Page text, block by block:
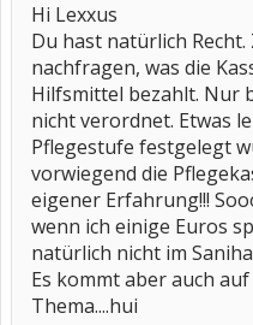
Hi Lexxus
Du hast natürlich
nachfragen, was die
Hilfsmittel bezahlt. Nur
nicht verordnet. Etwas
Pflegestufe festgelegt
vorwiegend die
eigener Erfahrung!!!
wenn ich einige Euros
natürlich nicht im
Es kommt aber auch
Thema....hui